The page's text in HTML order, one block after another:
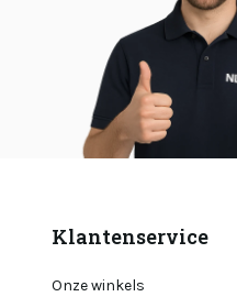
Klantenservice
Onze winkels